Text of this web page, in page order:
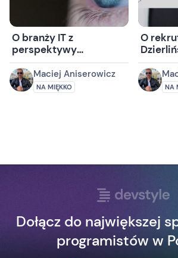
O branży IT z
perspektywy
humanistki z Joanną
Bochyńską
Maciej Aniserowicz
NA MIĘKKO
O
NA
Dołącz do największej
programistów w